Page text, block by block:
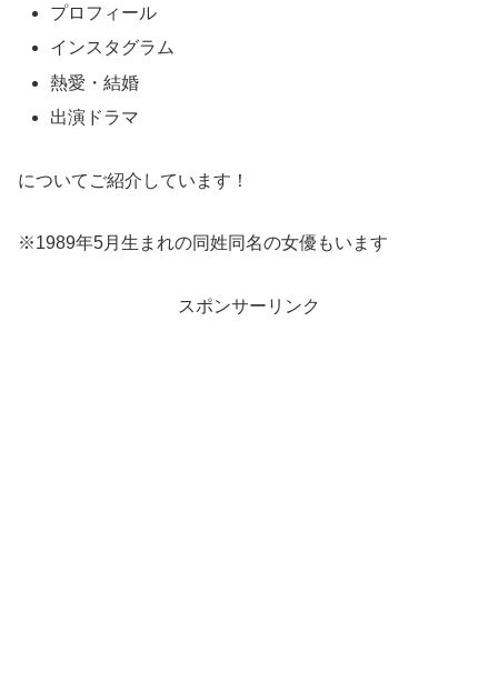
プロフィール
インスタグラム
熱愛・結婚
出演ドラマ
についてご紹介しています！
※1989年5月生まれの同姓同名の女優もいます
スポンサーリンク